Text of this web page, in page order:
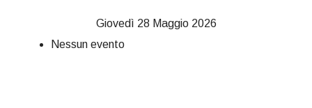
Giovedì 28 Maggio 2026
Nessun evento